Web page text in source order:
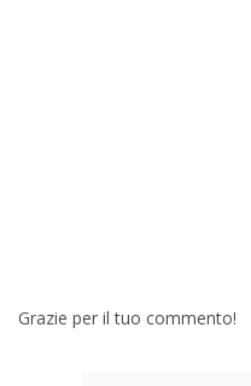
Grazie per il tuo commento!